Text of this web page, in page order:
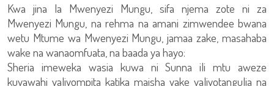
Kwa jina la Mwenyezi Mungu, sifa njema zote ni za
Mwenyezi Mungu, na rehma na amani zimwendee bwana
wetu Mtume wa Mwenyezi Mungu, jamaa zake, masahaba
wake na wanaomfuata, na baada ya hayo:
Sheria imeweka wasia kuwa ni Sunna ili mtu aweze
kuyawahi yaliyompita katika maisha yake yaliyotangulia na